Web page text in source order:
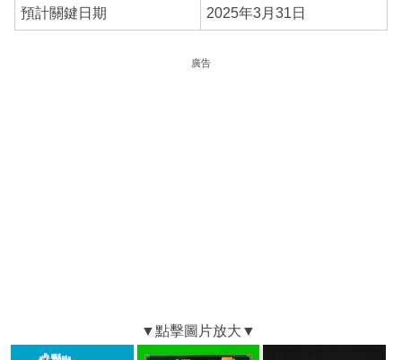
預計關鍵日期 2025年3月31日
廣告